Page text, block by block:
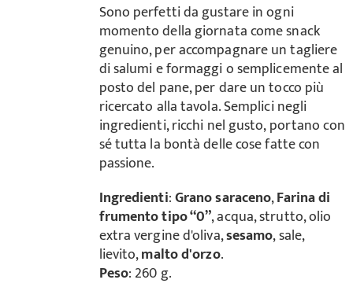
Sono perfetti da gustare in ogni
momento della giornata come snack
genuino, per accompagnare un tagliere
di salumi e formaggi o semplicemente al
posto del pane, per dare un tocco più
ricercato alla tavola. Semplici negli
ingredienti, ricchi nel gusto, portano con
sé tutta la bontà delle cose fatte con
passione.
Ingredienti:Grano saraceno,Farina di
frumento tipo “0”, acqua, strutto, olio
extra vergine d'oliva,sesamo, sale,
lievito,malto d'orzo.
Peso: 260 g.